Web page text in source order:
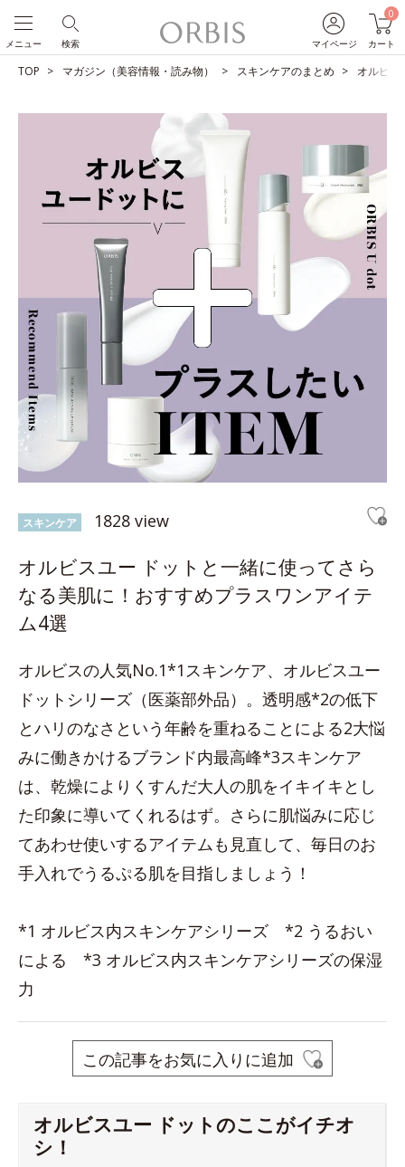
マイページ
0
カート
検索
メニュー
TOP マガジン（美容情報・読み物） スキンケアのまとめ オルビス
スキンケア 1828 view
オルビスユー ドットと一緒に使ってさら
なる美肌に！おすすめプラスワンアイテ
ム4選
オルビスの人気No.1*1スキンケア、オルビスユー
ドットシリーズ（医薬部外品）。透明感*2の低下
とハリのなさという年齢を重ねることによる2大悩
みに働きかけるブランド内最高峰*3スキンケア
は、乾燥によりくすんだ大人の肌をイキイキとし
た印象に導いてくれるはず。さらに肌悩みに応じ
てあわせ使いするアイテムも見直して、毎日のお
手入れでうるぷる肌を目指しましょう！
*1 オルビス内スキンケアシリーズ *2 うるおい
による *3 オルビス内スキンケアシリーズの保湿
力
この記事をお気に入りに追加
オルビスユー ドットのここがイチオ
シ！